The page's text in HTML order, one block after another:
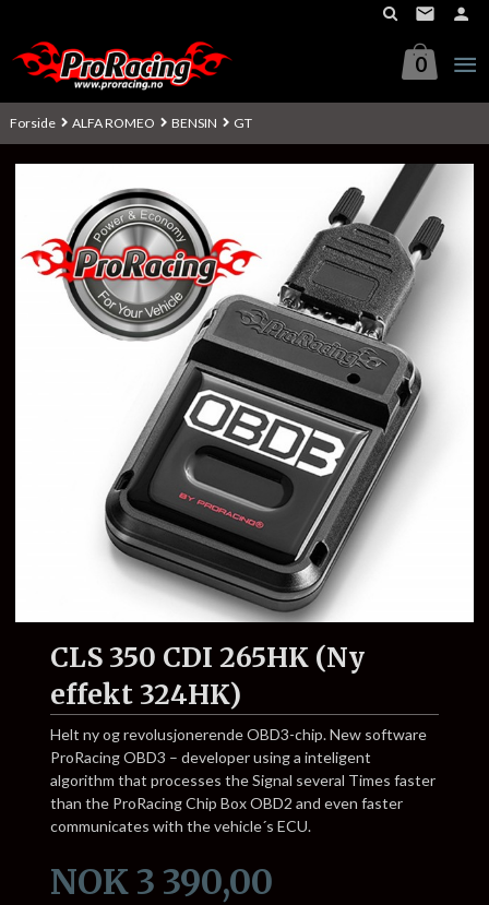
innholdet
0
Forside ALFA ROMEO BENSIN GT
CLS 350 CDI 265HK (Ny
effekt 324HK)
Helt ny og revolusjonerende OBD3-chip. New software
ProRacing OBD3 – developer using a inteligent
algorithm that processes the Signal several Times faster
than the ProRacing Chip Box OBD2 and even faster
communicates with the vehicle´s ECU.
Pris
NOK 3 390,00